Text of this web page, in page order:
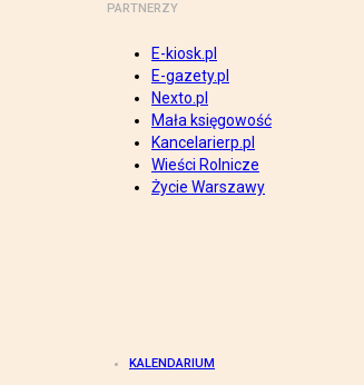
PARTNERZY
E-kiosk.pl
E-gazety.pl
Nexto.pl
Mała księgowość
Kancelarierp.pl
Wieści Rolnicze
Życie Warszawy
KALENDARIUM